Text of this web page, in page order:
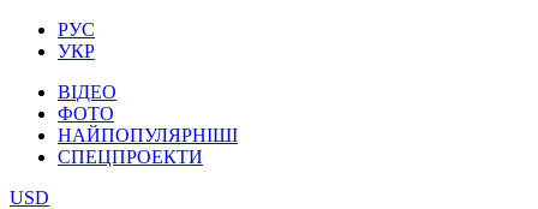
РУС
УКР
ВІДЕО
ФОТО
НАЙПОПУЛЯРНІШІ
СПЕЦПРОЕКТИ
USD